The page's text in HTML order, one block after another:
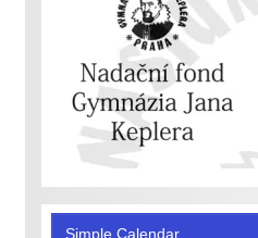
Simple Calendar